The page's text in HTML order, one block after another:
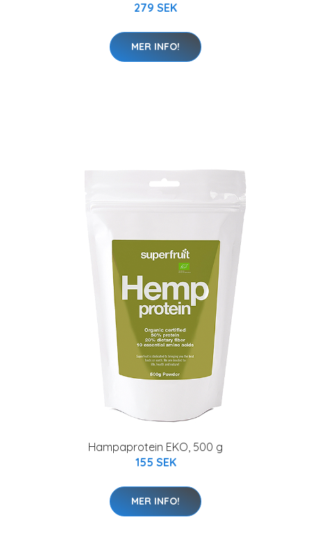
279 SEK
MER INFO!
Hampaprotein EKO, 500 g
155 SEK
MER INFO!